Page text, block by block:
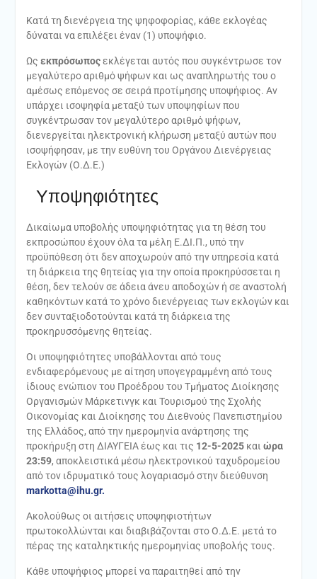
Κατά τη διενέργεια της ψηφοφορίας, κάθε εκλογέας
δύναται να επιλέξει έναν (1) υποψήφιο.
Ως εκπρόσωποςεκλέγεται αυτός που συγκέντρωσε τον
μεγαλύτερο αριθμό ψήφων και ως αναπληρωτής του ο
αμέσως επόμενος σε σειρά προτίμησης υποψήφιος. Aν
υπάρχει ισοψηφία μεταξύ των υποψηφίων που
συγκέντρωσαν τον μεγαλύτερο αριθμό ψήφων,
διενεργείται ηλεκτρονική κλήρωση μεταξύ αυτών που
ισοψήφησαν, με την ευθύνη του Οργάνου Διενέργειας
Εκλογών (Ο.Δ.Ε.)
Υποψηφιότητες
Δικαίωμα υποβολής υποψηφιότητας για τη θέση του
εκπροσώπου έχουν όλα τα μέλη Ε.ΔΙ.Π., υπό την
προϋπόθεση ότι δεν αποχωρούν από την υπηρεσία κατά
τη διάρκεια της θητείας για την οποία προκηρύσσεται η
θέση, δεν τελούν σε άδεια άνευ αποδοχών ή σε αναστολή
καθηκόντων κατά το χρόνο διενέργειας των εκλογών και
δεν συνταξιοδοτούνται κατά τη διάρκεια της
προκηρυσσόμενης θητείας.
Οι υποψηφιότητες υποβάλλονται από τους
ενδιαφερόμενους με αίτηση υπογεγραμμένη από τους
ίδιους ενώπιον του Προέδρου του Τμήματος Διοίκησης
Οργανισμών Μάρκετινγκ και Τουρισμού της Σχολής
Οικονομίας και Διοίκησης του Διεθνούς Πανεπιστημίου
της Ελλάδος, από την ημερομηνία ανάρτησης της
προκήρυξη στη ΔΙΑΥΓΕΙΑ έως και τις 12-5-2025 και ώρα
23:59, αποκλειστικά μέσω ηλεκτρονικού ταχυδρομείου
από τον ιδρυματικό τους λογαριασμό στην διεύθυνση
markotta@ihu.gr.
Ακολούθως οι αιτήσεις υποψηφιοτήτων
πρωτοκολλώνται και διαβιβάζονται στο Ο.Δ.Ε. μετά το
πέρας της καταληκτικής ημερομηνίας υποβολής τους.
Κάθε υποψήφιος μπορεί να παραιτηθεί από την